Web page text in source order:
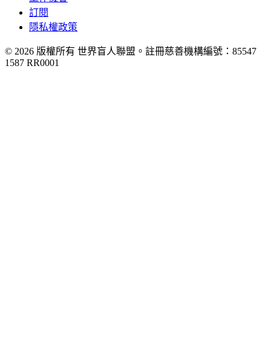
訂閱
隱私權政策
© 2026 版權所有 世界盲人聯盟。註冊慈善機構編號：85547
1587 RR0001